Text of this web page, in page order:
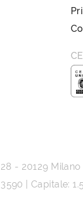
- 20129 Milano
| Capitale: